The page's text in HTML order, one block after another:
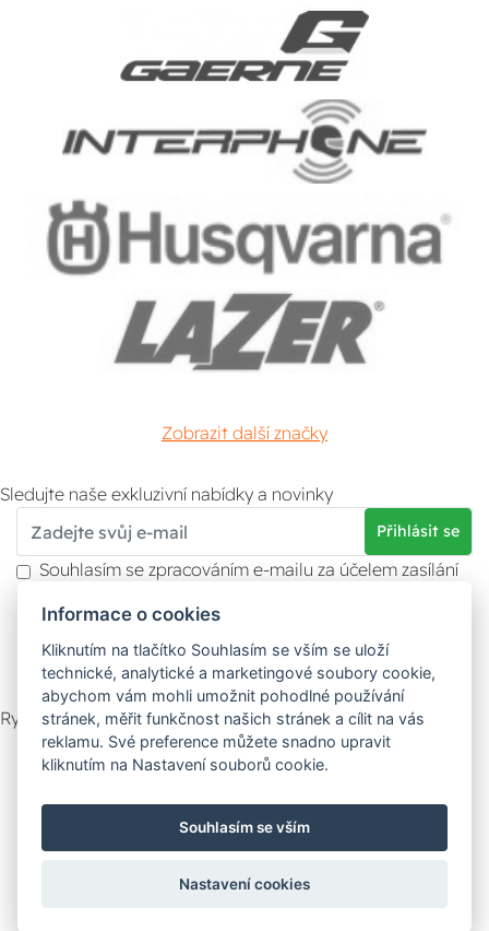
Zobrazit další značky
Sledujte naše exkluzivní nabídky a novinky
Přihlásit se
Souhlasím se zpracováním e-mailu za účelem zasílání
Více informací naleznete v
údajů . Souhlas můžete kdykoliv odvolat.
Rychlý kontakt
Zákaznický servis Vyzvednutí zboží
Informace o cookies
Kliknutím na tlačítko Souhlasím se vším se uloží
technické, analytické a marketingové soubory cookie,
abychom vám mohli umožnit pohodlné používání
stránek, měřit funkčnost našich stránek a cílit na vás
reklamu. Své preference můžete snadno upravit
kliknutím na Nastavení souborů cookie.
Souhlasím se vším
Nastavení cookies